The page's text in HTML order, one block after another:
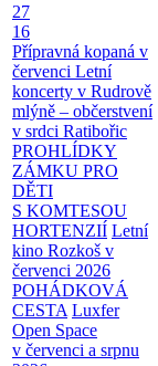
27
16
Přípravná kopaná v
červenci Letní
koncerty v Rudrově
mlýně – občerstvení
v srdci Ratibořic
PROHLÍDKY
ZÁMKU PRO
DĚTI
S KOMTESOU
HORTENZIÍ Letní
kino Rozkoš v
červenci 2026
POHÁDKOVÁ
CESTA Luxfer
Open Space
v červenci a srpnu